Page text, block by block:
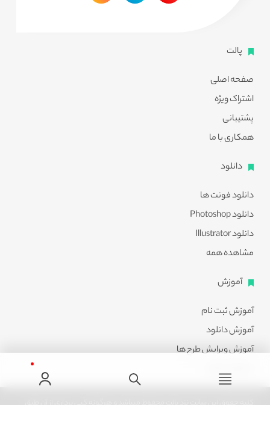
پالت
صفحه اصلی
اشتراک ویژه
پشتیبانی
همکاری با ما
دانلود
دانلود فونت ها
دانلود Photoshop
دانلود Illustrator
مشاهده همه
آموزش
آموزش ثبت نام
آموزش دانلود
آموزش ویرایش طرح ها
مشاهده همه
کلیه حقوق این سایت نزد پالت محفوظ میباشد و هرگونه کپی برداری از آن طبق